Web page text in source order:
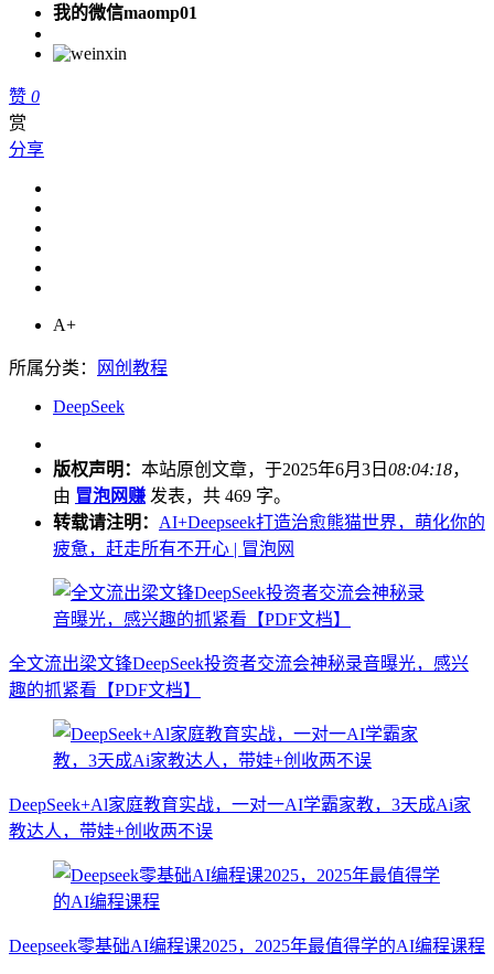
我的微信maomp01
赞 0
赏
分享
A+
所属分类： 网创教程
DeepSeek
版权声明： 本站原创文章，于2025年6月3日 08:04:18，
由 冒泡网赚 发表，共 469 字。
转载请注明： AI+Deepseek打造治愈熊猫世界，萌化你的
疲惫，赶走所有不开心 | 冒泡网
全文流出梁文锋DeepSeek投资者交流会神秘录音曝光，感兴
趣的抓紧看【PDF文档】
DeepSeek+Al家庭教育实战，一对一AI学霸家教，3天成Ai家
教达人，带娃+创收两不误
Deepseek零基础AI编程课2025，2025年最值得学的AI编程课程